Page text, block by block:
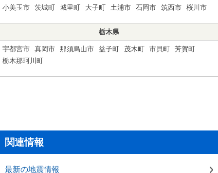
小美玉市
茨城町 城里町 大子町 土浦市 石岡市 筑西市 桜川市
栃木県
宇都宮市 真岡市 那須烏山市 益子町 茂木町 市貝町
芳賀町
栃木那珂川町
関連情報
最新の地震情報